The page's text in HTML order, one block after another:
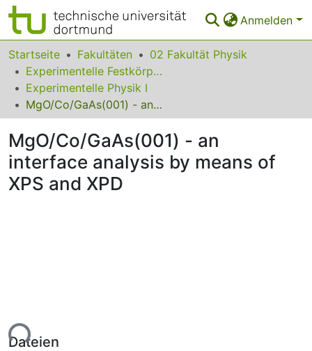
Anmelden
Bereiche & Sammlungen
Das gesamte Repositorium
Statistiken
FAQ
Leitlinien
Zurück zur Startseite
Startseite Fakultäten
02 Fakultät Physik
Experimentelle Festkörperphysik
Experimentelle Physik I
MgO/Co/GaAs(001) - an interface analysis by means of XPS and XPD
MgO/Co/GaAs(001) - an
interface analysis by means of
XPS and XPD
Lade...
Dateien